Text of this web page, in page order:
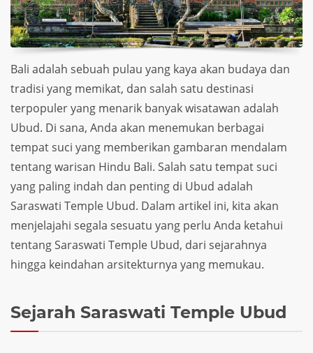
Bali adalah sebuah pulau yang kaya akan budaya dan
tradisi yang memikat, dan salah satu destinasi
terpopuler yang menarik banyak wisatawan adalah
Ubud. Di sana, Anda akan menemukan berbagai
tempat suci yang memberikan gambaran mendalam
tentang warisan Hindu Bali. Salah satu tempat suci
yang paling indah dan penting di Ubud adalah
Saraswati Temple Ubud. Dalam artikel ini, kita akan
menjelajahi segala sesuatu yang perlu Anda ketahui
tentang Saraswati Temple Ubud, dari sejarahnya
hingga keindahan arsitekturnya yang memukau.
Sejarah Saraswati Temple Ubud